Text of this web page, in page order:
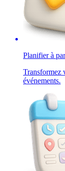
Planifier à
Transformez
événements.